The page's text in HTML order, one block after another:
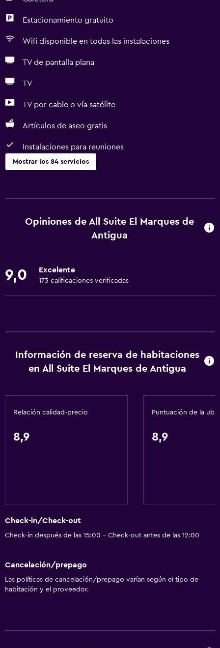
Estacionamiento gratuito
Wifi disponible en todas las instalaciones
TV de pantalla plana
TV
TV por cable o vía satélite
Artículos de aseo gratis
Instalaciones para reuniones
Mostrar los 84 servicios
Wifi gratis
Wifi disponible en todas las instalaciones
Ventilador
Extinguidor
Gel de ducha
Toallas/ropa de cama (cargo adicional)
Cocina
Cocina
General
Opiniones de All Suite El Marques de
Antigua
9,0 Excelente
173 calificaciones verificadas
Información de reserva de habitaciones
en All Suite El Marques de Antigua
Relación calidad-precio
8,9
Puntuación de la
8,9
Check-in/Check-out
Check-in después de las 15:00 - Check-out antes de las 12:00
Cancelación/prepago
Las políticas de cancelación/prepago varían según el tipo de
habitación y el proveedor.